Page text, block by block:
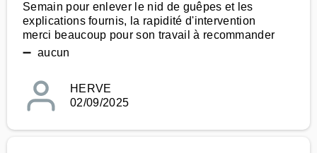
Semain pour enlever le nid de guêpes et les
explications fournis, la rapidité d'intervention
merci beaucoup pour son travail à recommander
➖ aucun
HERVE
02/09/2025